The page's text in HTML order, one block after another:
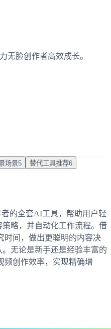
无脸创作者高效成长。
场景5 替代工具推荐6
者的全套AI工具，帮助用户轻
略，并自动化工作流程。借
时间，做出更聪明的内容决
无论是新手还是经验丰富的
频创作效率，实现精确增